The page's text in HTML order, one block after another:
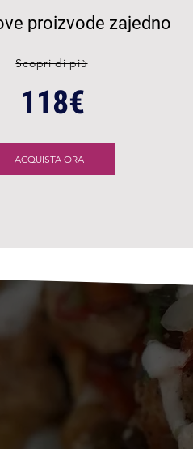
proizvode zajedno
Scopri di più
118€
ACQUISTA ORA